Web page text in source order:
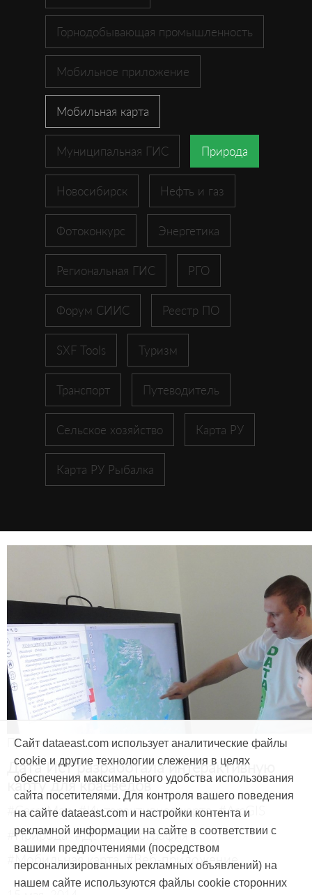
Горнодобывающая промышленность
Мобильное приложение
Мобильная карта
Муниципальная ГИС Природа
Новосибирск Нефть и газ
Фотоконкурс Энергетика
Региональная ГИС РГО
Форум СИИС Реестр ПО
SXF Tools Туризм
Транспорт Путеводитель
Сельское хозяйство Карта РУ
Карта РУ Рыбалка
Продукты и услуги
Дата Ист разработала интерактивную
карту для краеведов
#CarryMap #Интерактивная карта #ArcGIS
#Природа #Дети #География
#Мобильная карта #Веб-приложение
Сайт dataeast.com использует аналитические файлы
cookie и другие технологии слежения в целях
обеспечения максимального удобства использования
сайта посетителями. Для контроля вашего поведения
на сайте dataeast.com и настройки контента и
рекламной информации на сайте в соответствии с
вашими предпочтениями (посредством
персонализированных рекламных объявлений) на
нашем сайте используются файлы cookie сторонних